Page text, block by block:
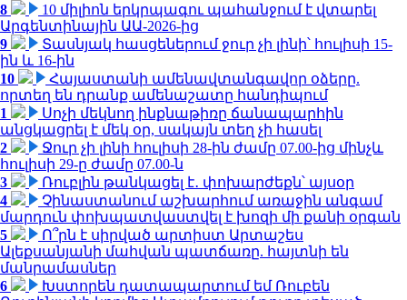
8
10 միլիոն երկրպագու պահանջում է վտարել
Արգենտինային ԱԱ-2026-ից
9
Տասնյակ հասցեներում ջուր չի լինի՝ հուլիսի 15-
ին և 16-ին
10
Հայաստանի ամենավտանգավոր օձերը.
որտեղ են դրանք ամենաշատը հանդիպում
1
Սոչի մեկնող ինքնաթիռը ճանապարհին
անցկացրել է մեկ օր, սակայն տեղ չի հասել
2
Ջուր չի լինի հուլիսի 28-ին ժամը 07.00-ից մինչև
հուլիսի 29-ը ժամը 07.00-ն
3
Ռուբլին թանկացել է․ փոխարժեքն՝ այսօր
4
Չինաստանում աշխարհում առաջին անգամ
մարդուն փոխպատվաստվել է խոզի մի քանի օրգան
5
Ո՞րն է սիրված արտիստ Արտաշես
Ալեքսանյանի մահվան պատճառը. հայտնի են
մանրամասներ
6
Խստորեն դատապարտում եմ Ռուբեն